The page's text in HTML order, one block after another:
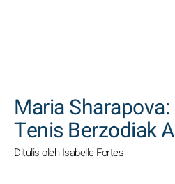
Maria
Tenis Berzodiak
Ditulis oleh Isabelle Fortes